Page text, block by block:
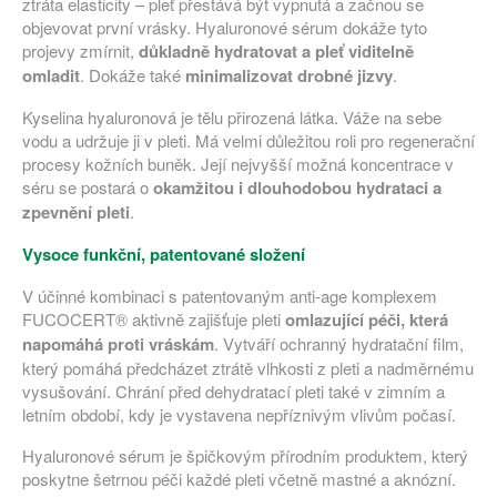
objevovat první vrásky. Hyaluronové sérum dokáže tyto
projevy zmírnit, důkladně hydratovat a pleť viditelně
omladit. Dokáže také minimalizovat drobné jizvy.
Kyselina hyaluronová je tělu přirozená látka. Váže na sebe
vodu a udržuje ji v pleti. Má velmi důležitou roli pro regenerační
procesy kožních buněk. Její nejvyšší možná koncentrace v
séru se postará ookamžitou i dlouhodobou hydrataci a
zpevnění pleti.
Vysoce funkční, patentované složení
V účinné kombinaci s patentovaným anti-age komplexem
FUCOCERT® aktivně zajišťuje pletiomlazující péči, která
napomáhá proti vráskám. Vytváří ochranný hydratační film,
který pomáhá předcházet ztrátě vlhkosti z pleti a nadměrnému
vysušování. Chrání před dehydratací pleti také v zimním a
letním období, kdy je vystavena nepříznivým vlivům počasí.
Hyaluronové sérum je špičkovým přírodním produktem, který
poskytne šetrnou péči každé pleti včetně mastné a aknózní.